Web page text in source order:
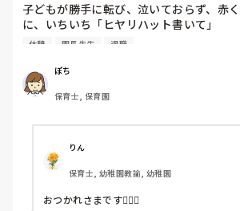
子どもが勝手に転び、泣いておらず、赤
に、いちいち「ヒヤリハット書いて」
と書かされ
（そう言う本人は書かない）
しかも、上司に↑この内容でも
ちゃんと考えて対策を練って書き込むよ
呼ばれて一緒に対策を考えさせられること
これだけで30〜40分拘束されて辛いです
皆さんの園はどうですか?
休憩 園長先生 退職
ぽち
保育士, 保育園
りん
保育士, 幼稚園教諭, 幼稚園
おつかれさまです🙇🏻‍♀️